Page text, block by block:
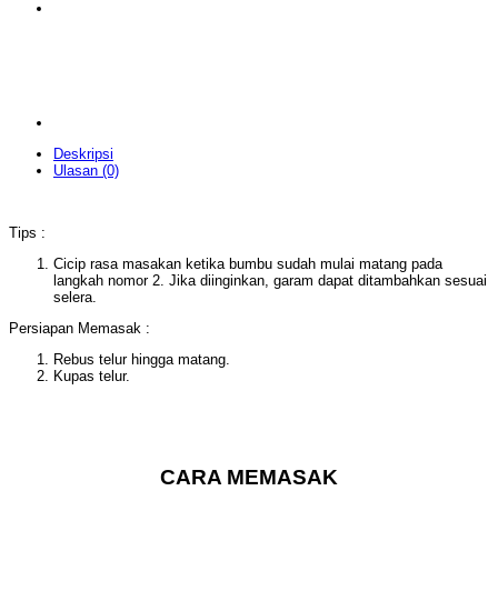
Deskripsi
Ulasan (0)
Tips :
Cicip rasa masakan ketika bumbu sudah mulai matang pada
langkah nomor 2. Jika diinginkan, garam dapat ditambahkan sesuai
selera.
Persiapan Memasak :
Rebus telur hingga matang.
Kupas telur.
CARA MEMASAK